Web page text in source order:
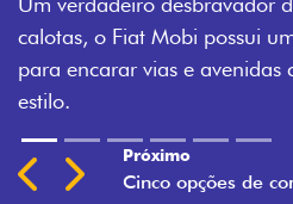
pensado
e
Montecarlo, Branco
Silverstone.